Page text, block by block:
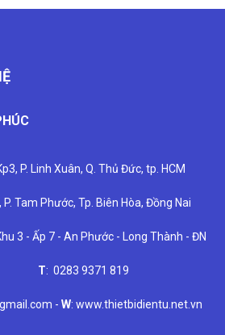
P. Linh Xuân, Q. Thủ Đức, tp. HCM
Tam Phước, Tp. Biên Hòa, Đồng Nai
3 - Ấp 7 - An Phước - Long Thành - ĐN
T: 0283 9371 819
- W: www.thietbidientu.net.vn